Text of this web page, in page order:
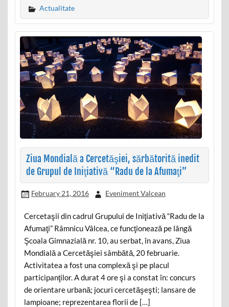
Actualitate
Ziua Mondială a Cercetăşiei, sărbătorită inedit
de Grupul de Iniţiativă “Radu de la Afumaţi”
February 21, 2016 Eveniment Valcean
Cercetaşii din cadrul Grupului de Iniţiativă “Radu de la
Afumaţi” Râmnicu Vâlcea, ce funcţionează pe lângă
Şcoala Gimnazială nr. 10, au serbat, în avans, Ziua
Mondială a Cercetăşiei sâmbătă, 20 februarie.
Activitatea a fost una complexă şi pe placul
participanţilor. A durat 4 ore şi a constat în: concurs
de orientare urbană; jocuri cercetăşeşti; lansare de
lampioane; reprezentarea florii de […]